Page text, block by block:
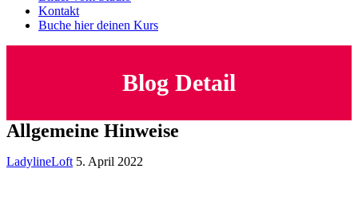
Kontakt
Buche hier deinen Kurs
Blog Detail
Allgemeine Hinweise
LadylineLoft 5. April 2022